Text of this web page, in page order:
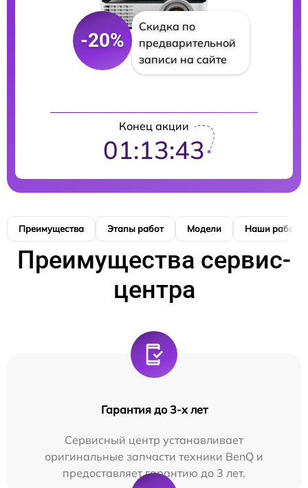
-20%
Скидка по
предварительной
записи на сайте
Конец акции
01:13:42
Преимущества Этапы работ Модели Наши работы
Преимущества сервис-
центра
Гарантия до 3-х лет
Сервисный центр устанавливает
оригинальные запчасти техники BenQ и
предоставляет гарантию до 3 лет.